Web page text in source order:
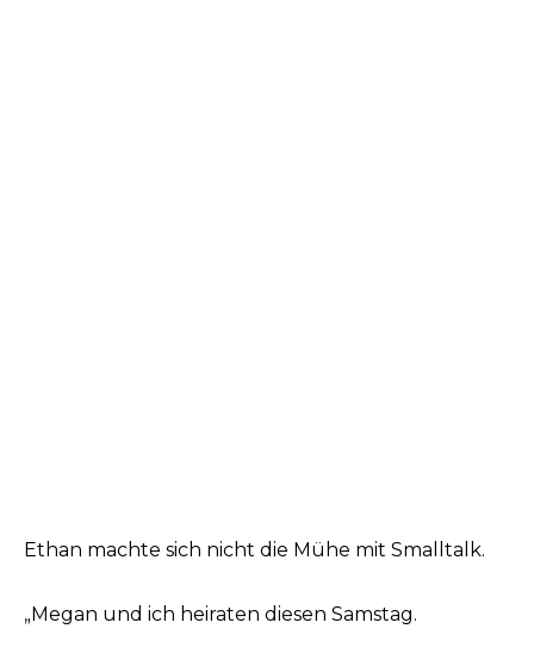
Ethan machte sich nicht die Mühe mit Smalltalk.
„Megan und ich heiraten diesen Samstag.